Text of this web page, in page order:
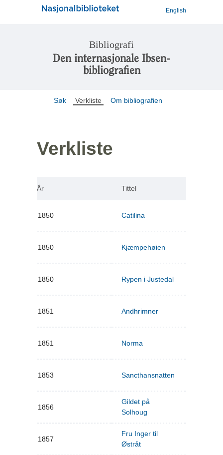
English
Bibliografi
Den internasjonale Ibsen-
bibliografien
Søk Verkliste Om bibliografien
Verkliste
År Tittel
1850 Catilina
1850 Kjæmpehøien
1850 Rypen i Justedal
1851 Andhrimner
1851 Norma
1853 Sancthansnatten
1856
Gildet på
Solhoug
1857
Fru Inger til
Østråt